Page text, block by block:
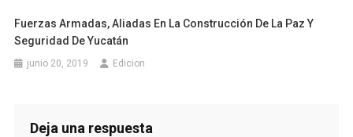
Fuerzas Armadas, Aliadas En La Construcción De La Paz Y
Seguridad De Yucatán
junio 20, 2019 Edicion
Deja una respuesta